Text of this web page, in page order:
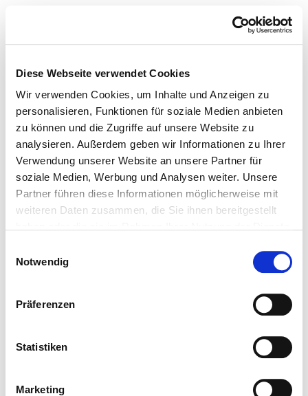
Diese Webseite verwendet Cookies
Wir verwenden Cookies, um Inhalte und Anzeigen zu
personalisieren, Funktionen für soziale Medien anbieten
zu können und die Zugriffe auf unsere Website zu
analysieren. Außerdem geben wir Informationen zu Ihrer
Verwendung unserer Website an unsere Partner für
soziale Medien, Werbung und Analysen weiter. Unsere
Partner führen diese Informationen möglicherweise mit
weiteren Daten zusammen, die Sie ihnen bereitgestellt
Notwendig
Präferenzen
Statistiken
Marketing